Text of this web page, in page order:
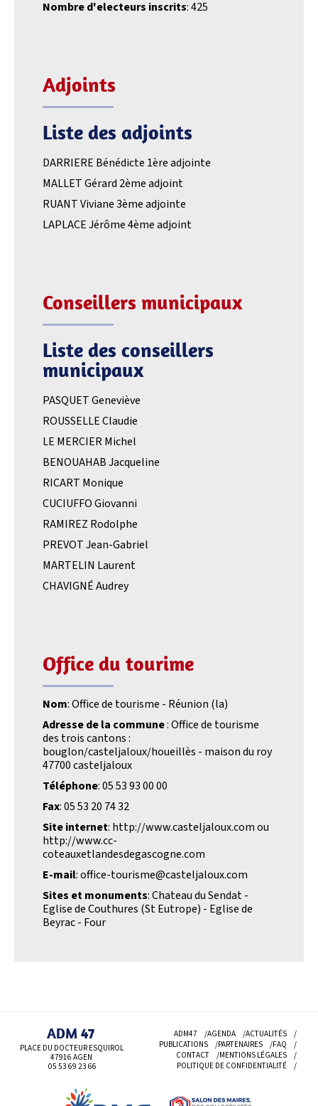
Nombre d'electeurs inscrits: 425
Adjoints
Liste des adjoints
DARRIERE Bénédicte 1ère adjointe
MALLET Gérard 2ème adjoint
RUANT Viviane 3ème adjointe
LAPLACE Jérôme 4ème adjoint
Conseillers municipaux
Liste des conseillers
municipaux
PASQUET Geneviève
ROUSSELLE Claudie
LE MERCIER Michel
BENOUAHAB Jacqueline
RICART Monique
CUCIUFFO Giovanni
RAMIREZ Rodolphe
PREVOT Jean-Gabriel
MARTELIN Laurent
CHAVIGNÉ Audrey
Office du tourime
Nom: Office de tourisme - Réunion (la)
Adresse de la commune: Office de tourisme
des trois cantons :
bouglon/casteljaloux/houeillès - maison du roy
47700 casteljaloux
Téléphone: 05 53 93 00 00
Fax: 05 53 20 74 32
Site internet: http://www.casteljaloux.com ou
http://www.cc-
coteauxetlandesdegascogne.com
E-mail: office-tourisme@casteljaloux.com
Sites et monuments: Chateau du Sendat -
Eglise de Couthures (St Eutrope) - Eglise de
Beyrac - Four
ADM 47
PLACE DU DOCTEUR ESQUIROL
47916 AGEN
05 53 69 23 66
ADM47 AGENDA
ACTUALITÉS
PUBLICATIONS
PARTENAIRES
FAQ
CONTACT
MENTIONS LÉGALES
POLITIQUE DE CONFIDENTIALITÉ